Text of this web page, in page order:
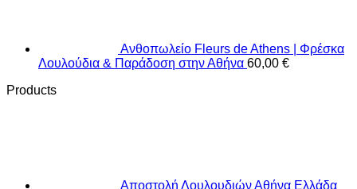
Ανθοπωλείο Fleurs de Athens | Φρέσκα
Λουλούδια & Παράδοση στην Αθήνα 60,00 €
Products
Αποστολή Λουλουδιών Αθήνα Ελλάδα